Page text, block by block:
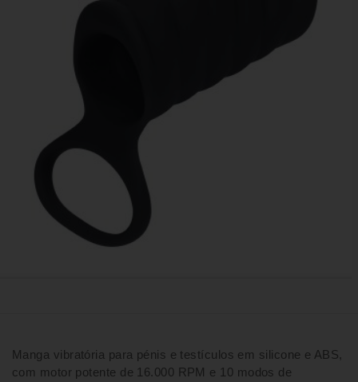
Manga vibratória para pénis e testículos em silicone e ABS,
com motor potente de 16.000 RPM e 10 modos de